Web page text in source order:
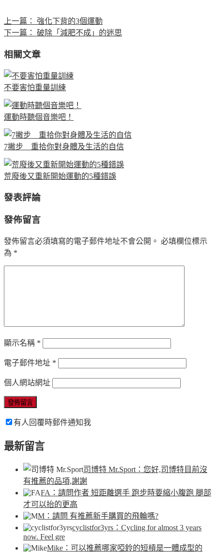
上一篇：
強化下背的3個運動
下一篇：
破除「減肥不成」的迷思
相關文章
不要害怕重量訓練
運動時聽個音樂吧！
7撇步 重拾你對身體及生活的自信
荒廢後又重新開始運動的5種錯誤
發表評論
發佈留言
發佈留言必須填寫的電子郵件地址不會公開。 必填欄位標示
為 *
顯示名稱 *
電子郵件地址 *
個人網站網址
有人回覆時郵件通知我
最新留言
司博特 Mr.Sport：您好,司博特目前沒
有推薦的品項,謝謝
FA ：請問作者 短距離選手 跑步時要縮小腹跑 腿部
才可以抬的更高
M ：請問 有推薦新手購買的飛輪嗎?
cyclistfor3yrs ：Cycling for almost 3 years
now. Feel gre
Mike ：可以推薦哪家啞鈴的短槓是一體成型的